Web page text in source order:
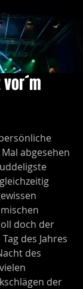
abgesehen
doch der
des Jahres
des
der